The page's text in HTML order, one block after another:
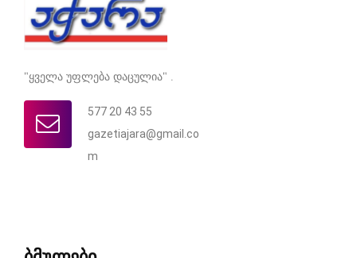
"ყველა უფლება დაცულია" .
577 20 43 55
gazetiajara@gmail.co
m